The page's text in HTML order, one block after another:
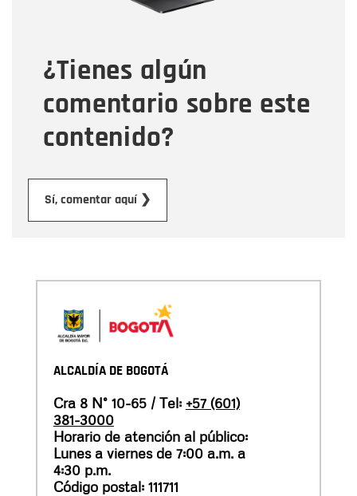
¿Tienes algún
comentario sobre este
contenido?
Sí, comentar aquí ❯
Tipo de comentario
Mensaje
ALCALDÍA DE BOGOTÁ
Cra 8 N° 10-65 / Tel: +57 (601)
381-3000
Horario de atención al público:
Lunes a viernes de 7:00 a.m. a
4:30 p.m.
Código postal: 111711